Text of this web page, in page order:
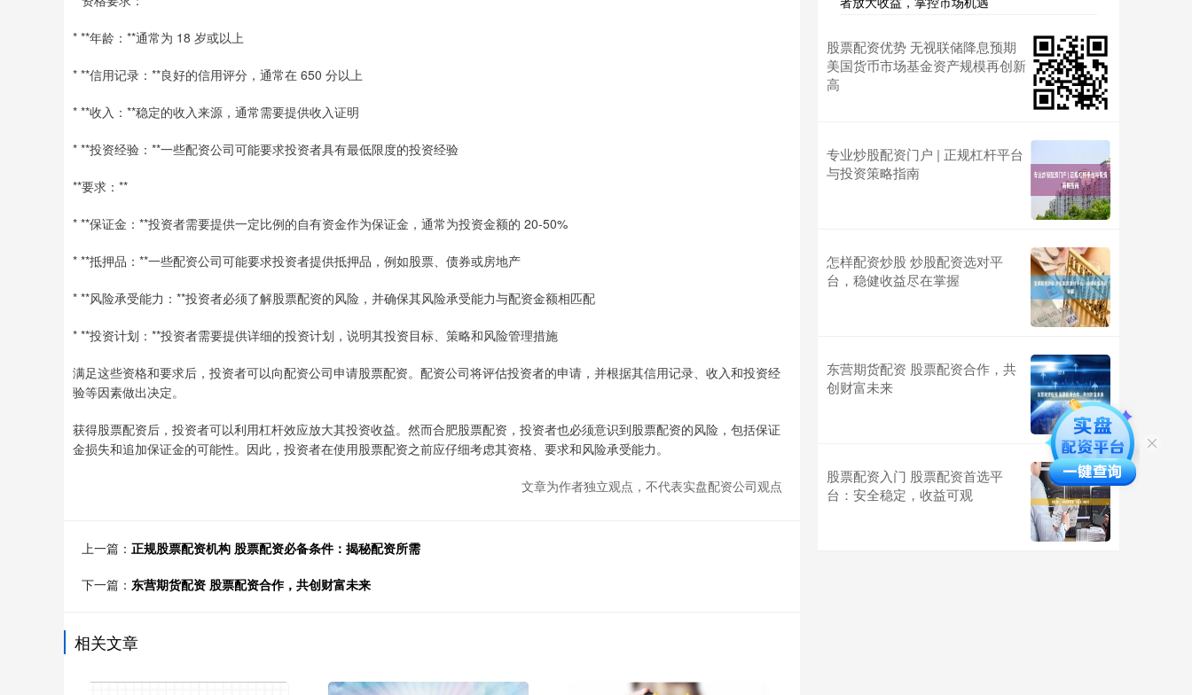
* **年龄：**通常为 18 岁或以上
* **信用记录：**良好的信用评分，通常在 650 分以上
* **收入：**稳定的收入来源，通常需要提供收入证明
* **投资经验：**一些配资公司可能要求投资者具有最低限度的投资经验
**要求：**
* **保证金：**投资者需要提供一定比例的自有资金作为保证金，通常为投资金额的 20-50%
* **抵押品：**一些配资公司可能要求投资者提供抵押品，例如股票、债券或房地产
* **风险承受能力：**投资者必须了解股票配资的风险，并确保其风险承受能力与配资金额相匹配
* **投资计划：**投资者需要提供详细的投资计划，说明其投资目标、策略和风险管理措施
满足这些资格和要求后，投资者可以向配资公司申请股票配资。配资公司将评估投资者的申请，并根据其信用记录、收入和投资经
验等因素做出决定。
获得股票配资后，投资者可以利用杠杆效应放大其投资收益。然而合肥股票配资，投资者也必须意识到股票配资的风险，包括保证
金损失和追加保证金的可能性。因此，投资者在使用股票配资之前应仔细考虑其资格、要求和风险承受能力。
文章为作者独立观点，不代表实盘配资公司观点
上一篇： 正规股票配资机构 股票配资必备条件：揭秘配资所需
下一篇： 东营期货配资 股票配资合作，共创财富未来
相关文章
股票配资优势 无视联储降息预期
美国货币市场基金资产规模再创新
高
专业炒股配资门户 | 正规杠杆平台
与投资策略指南
怎样配资炒股 炒股配资选对平
台，稳健收益尽在掌握
东营期货配资 股票配资合作，共
创财富未来
股票配资入门 股票配资首选平
台：安全稳定，收益可观